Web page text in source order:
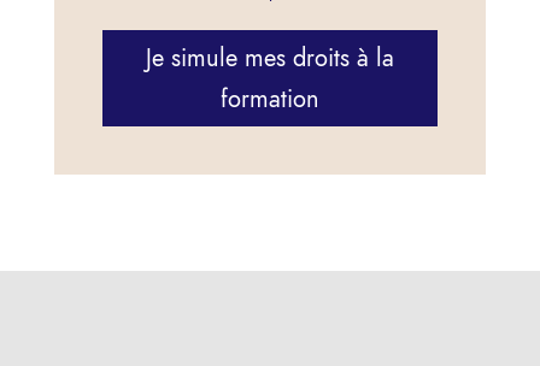
Je simule mes droits à la
formation